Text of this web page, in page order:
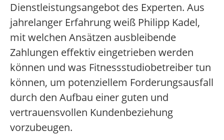
Dienstleistungsangebot des Experten. Aus
jahrelanger Erfahrung weiß Philipp Kadel,
mit welchen Ansätzen ausbleibende
Zahlungen effektiv eingetrieben werden
können und was Fitnessstudiobetreiber tun
können, um potenziellem Forderungsausfall
durch den Aufbau einer guten und
vertrauensvollen Kundenbeziehung
vorzubeugen.